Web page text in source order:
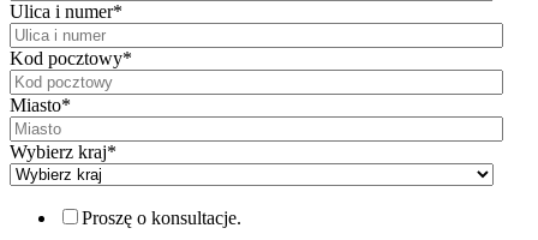
Ulica i numer*
Kod pocztowy*
Miasto*
Wybierz kraj*
Proszę o konsultacje.